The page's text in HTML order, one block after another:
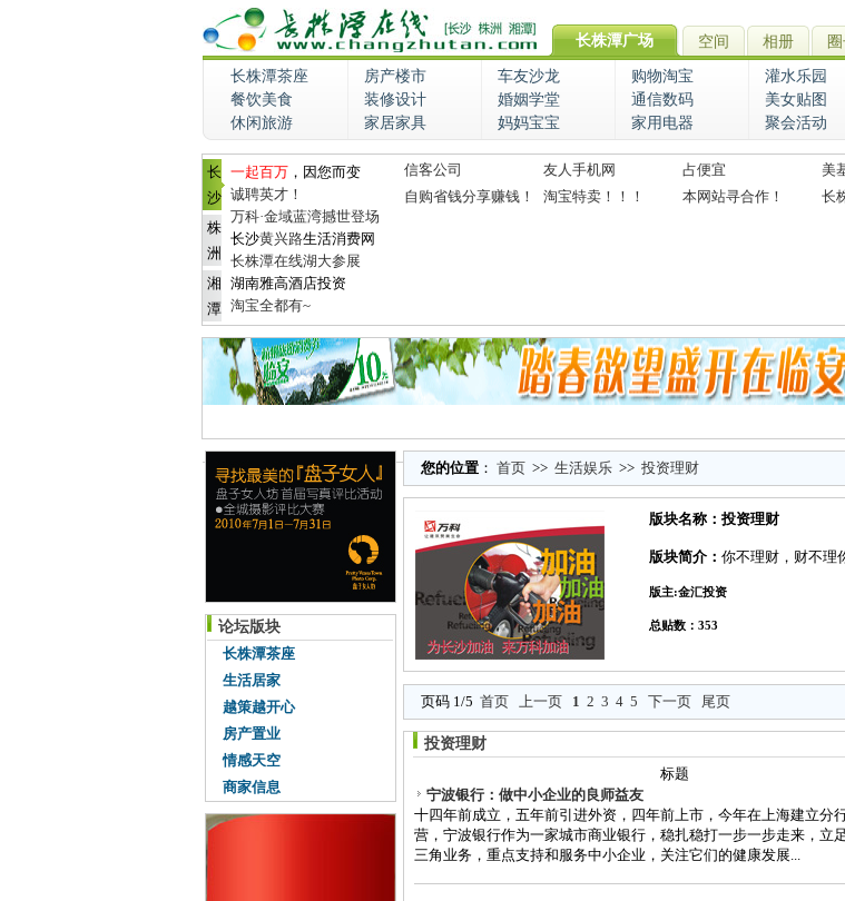
长株潭广场 空间 相册
长株潭茶座 房产楼市 车友沙龙 购物淘宝 灌水乐园
餐饮美食
装修设计 婚姻学堂 通信数码 美女贴图
休闲旅游
家居家具 妈妈宝宝 家用电器 聚会活动
长
沙
株
洲
湘
潭
一起百万 ，因您而变
诚聘英才！
万科·金域蓝湾撼世登场
长沙黄兴路生活消费网
长株潭在线湖大参展
湖南雅高酒店投资
淘宝全都有~
信客公司 友人手机网 占便宜 美
自购省钱分享赚钱！
淘宝特卖！！！ 本网站寻合作！ 长
论坛版块
长株潭茶座
生活居家
越策越开心
房产置业
情感天空
商家信息
您的位置 ： 首页 >> 生活娱乐 >> 投资理财
版块名称：投资理财
版块简介： 你不理财，财不理
版主:金汇投资
总贴数：353
页码 1/5 首页 上一页 1 2 3 4 5 下一页 尾页
投资理财
标题
宁波银行：做中小企业的良师益友
十四年前成立，五年前引进外资，四年前上市，今年在上海建立分
营，宁波银行作为一家城市商业银行，稳扎稳打一步一步走来，立
三角业务，重点支持和服务中小企业，关注它们的健康发展...